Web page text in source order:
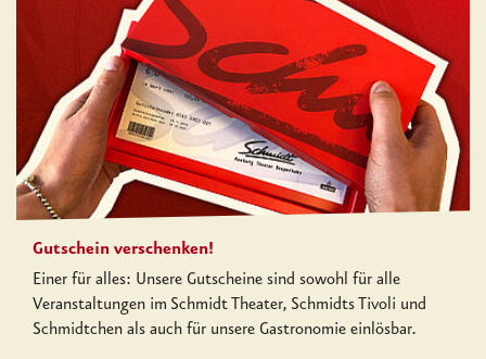
Gutschein verschenken!
Einer für alles: Unsere Gutscheine sind sowohl für alle
Veranstaltungen im Schmidt Theater, Schmidts Tivoli und
Schmidtchen als auch für unsere Gastronomie einlösbar.